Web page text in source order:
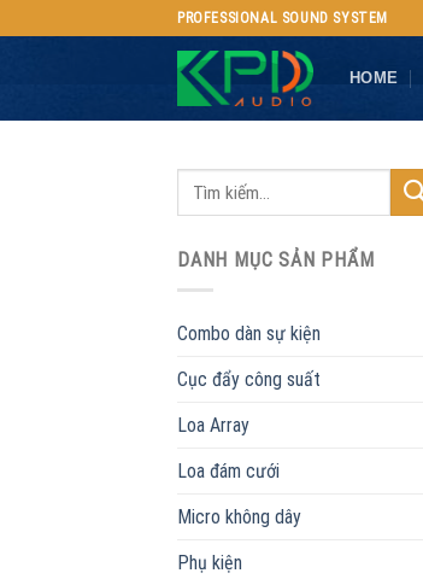
to
PROFESSIONAL SOUND SYSTEM
HOME
DANH MỤC SẢN PHẨM
Combo dàn sự kiện
Cục đẩy công suất
Loa Array
Loa đám cưới
Micro không dây
Phụ kiện